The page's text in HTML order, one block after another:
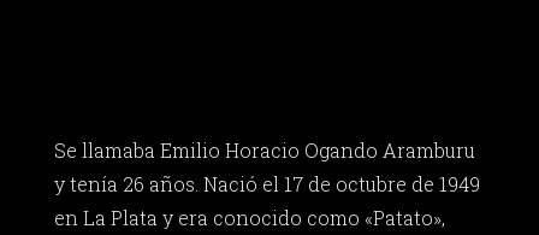
Se llamaba Emilio Horacio Ogando Aramburu
y tenía 26 años. Nació el 17 de octubre de 1949
en La Plata y era conocido como «Patato»,